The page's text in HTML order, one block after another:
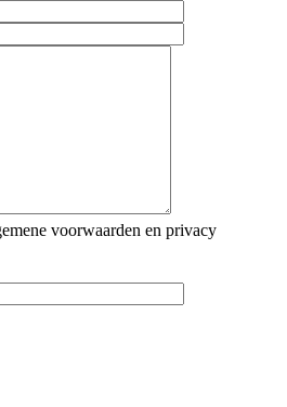
voorwaarden en privacy